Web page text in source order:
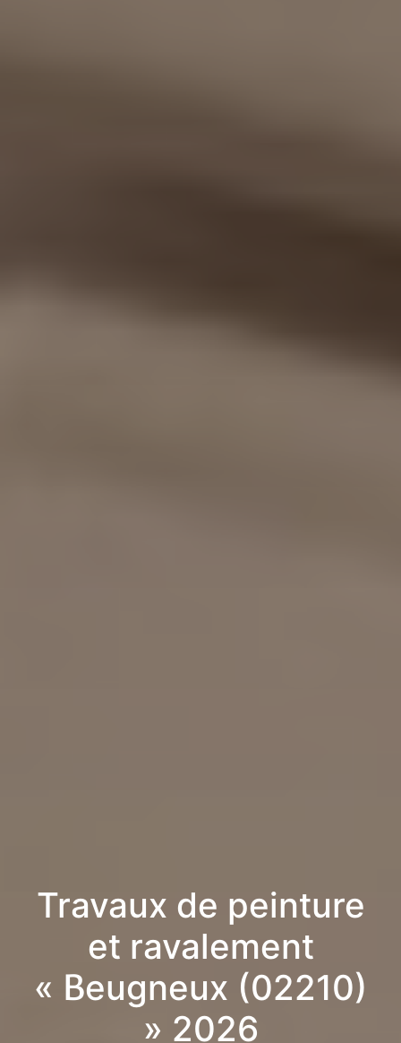
Travaux de peinture
et ravalement
« Beugneux (02210)
» 2026